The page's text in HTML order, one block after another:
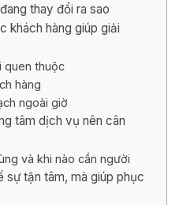
thay đổi ra sao
khách hàng giúp giải
quen thuộc
hàng
ngoài giờ
tâm dịch vụ nên cân
và khi nào cần người
sự tận tâm, mà giúp phục